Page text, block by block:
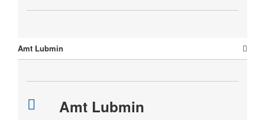
Amt Lubmin
Amt Lubmin